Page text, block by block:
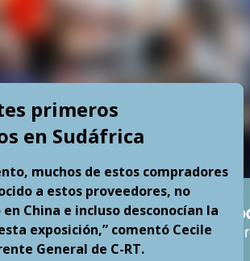
primeros
en Sudáfrica
muchos de estos compradores
a estos proveedores, no
China e incluso desconocían la
exposición,” comentó Cecile
General de C-RT.